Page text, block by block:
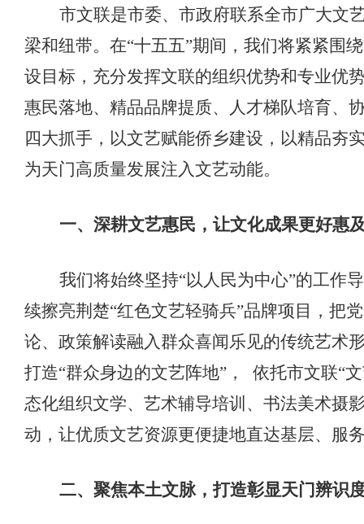
市文联是市委、市政府联系全市广大文
梁和纽带。在“十五五”期间，我们将紧紧围
设目标，充分发挥文联的组织优势和专业优
惠民落地、精品品牌提质、人才梯队培育、
四大抓手，以文艺赋能侨乡建设，以精品夯
为天门高质量发展注入文艺动能。
一、 深耕文艺惠民，让文化成果更好惠
我们将始终坚持“以人民为中心”的工作
续擦亮荆楚“红色文艺轻骑兵”品牌项目， 把
论、政策解读融入群众喜闻乐见的传统艺术
打造“群众身边的文艺阵地” ， 依托市文联“
态化组织文学、艺术辅导培训、 书法美术摄
动，让优质文艺资源更便捷地直达基层、服
二、 聚焦本土文脉，打造彰显天门辨识